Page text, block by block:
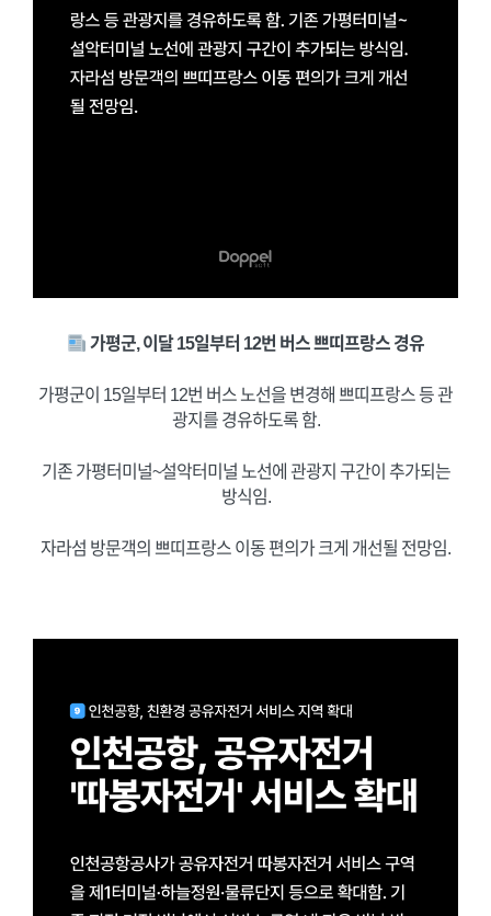
가평군, 이달 15일부터 12번 버스 쁘띠프랑스 경유
가평군이 15일부터 12번 버스 노선을 변경해 쁘띠프랑스 등 관
광지를 경유하도록 함.
기존 가평터미널~설악터미널 노선에 관광지 구간이 추가되는
방식임.
자라섬 방문객의 쁘띠프랑스 이동 편의가 크게 개선될 전망임.